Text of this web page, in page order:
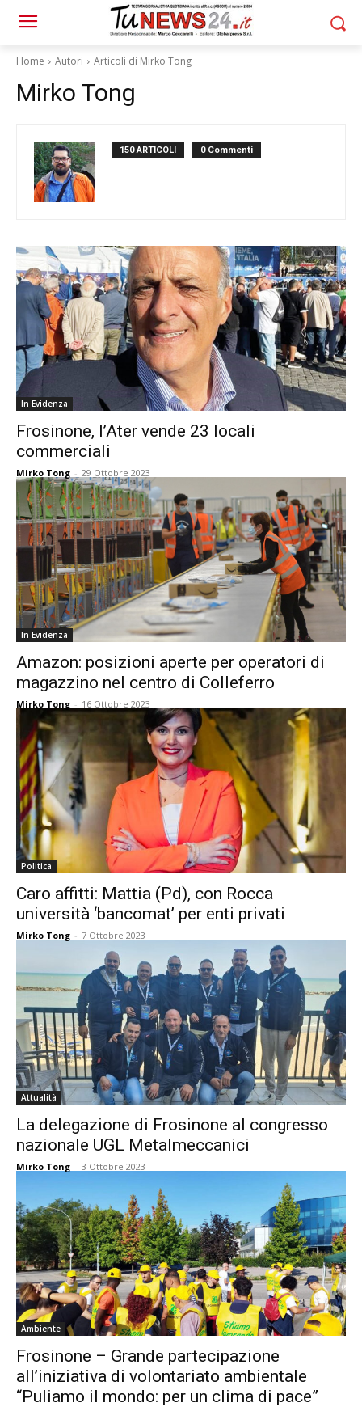
Home Autori Articoli di Mirko Tong
Mirko Tong
150 ARTICOLI 0 Commenti
In Evidenza
Frosinone, l’Ater vende 23 locali
commerciali
Mirko Tong - 29 Ottobre 2023
In Evidenza
Amazon: posizioni aperte per operatori di
magazzino nel centro di Colleferro
Mirko Tong - 16 Ottobre 2023
Politica
Caro affitti: Mattia (Pd), con Rocca
università ‘bancomat’ per enti privati
Mirko Tong - 7 Ottobre 2023
Attualità
La delegazione di Frosinone al congresso
nazionale UGL Metalmeccanici
Mirko Tong - 3 Ottobre 2023
Ambiente
Frosinone – Grande partecipazione
all’iniziativa di volontariato ambientale
“Puliamo il mondo: per un clima di pace”